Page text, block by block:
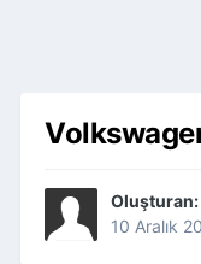
Oluşturan:
10 Aralık